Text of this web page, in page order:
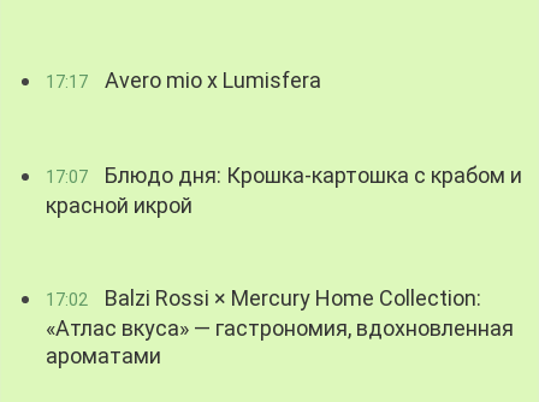
17:17 Avero mio x Lumisfera
17:07
Блюдо дня: Крошка-картошка с крабом и
красной икрой
17:02
Balzi Rossi × Mercury Home Collection:
«Атлас вкуса» — гастрономия, вдохновленная
ароматами